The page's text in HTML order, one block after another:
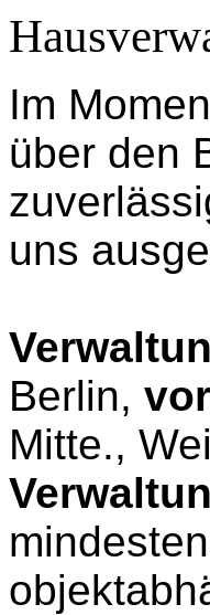
Im
über den
uns
Berlin,
Mitte.,